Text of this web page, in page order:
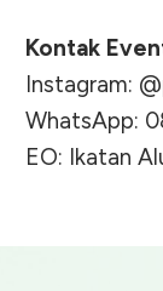
Kontak
Instagram:
WhatsApp:
EO: Ikatan